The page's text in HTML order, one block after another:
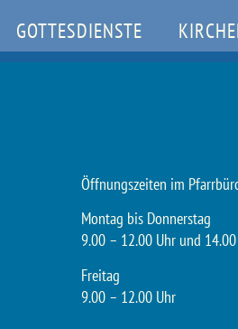
GOTTESDIENSTE
Öffnungszeiten im
Montag bis Donnerstag
9.00 – 12.00 Uhr und
Freitag
9.00 – 12.00 Uhr